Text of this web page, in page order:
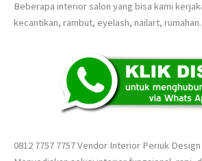
Beberapa interior salon yang bisa kami
kecantikan, rambut, eyelash, nailart, rumahan.
0812 7757 7757 Vendor Interior Periuk Design